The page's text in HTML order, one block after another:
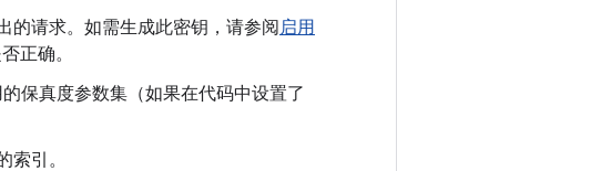
的请求。如需生成此密钥，请参阅启用
正确。
的保真度参数集（如果在代码中设置了
索引。